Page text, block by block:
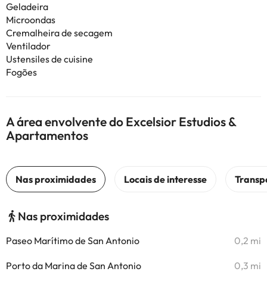
Geladeira
Microondas
Cremalheira de secagem
Ventilador
Ustensiles de cuisine
Fogões
A área envolvente do Excelsior Estudios &
Apartamentos
Nas proximidades
Paseo Marítimo de San Antonio 0,2 mi
Porto da Marina de San Antonio 0,3 mi